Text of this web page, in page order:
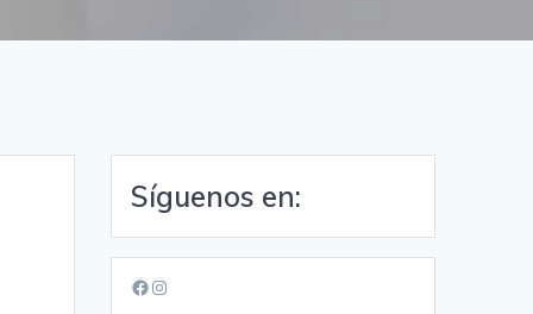
Síguenos en:
Facebook
Instagram